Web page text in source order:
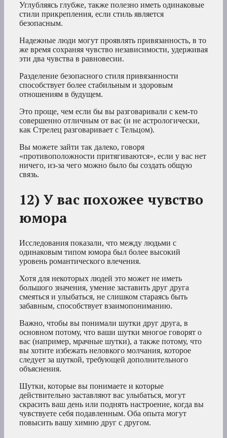
Углубляясь глубже, также полезно иметь одинаковые
стили прикрепления, если стиль является
безопасным.
Надежные люди могут проявлять привязанность, в то
же время сохраняя чувство независимости, удерживая
эти два чувства в равновесии.
Разделение безопасного стиля привязанности
способствует более стабильным и здоровым
отношениям в будущем.
Это проще, чем если бы вы разговаривали с кем-то
совершенно отличным от вас (и не астрологически,
как Стрелец разговаривает с Тельцом).
Вы можете зайти так далеко, говоря
«противоположности притягиваются», если у вас нет
ничего, из-за чего можно было бы создать общую
связь.
12) У вас похожее чувство
юмора
Исследования показали, что между людьми с
одинаковым типом юмора был более высокий
уровень романтического влечения.
Хотя для некоторых людей это может не иметь
большого значения, умение заставить друг друга
смеяться и улыбаться, не слишком стараясь быть
забавным, способствует взаимопониманию.
Важно, чтобы вы понимали шутки друг друга, в
основном потому, что ваши шутки многое говорят о
вас (например, мрачные шутки), а также потому, что
вы хотите избежать неловкого молчания, которое
следует за шуткой, требующей дополнительного
объяснения.
Шутки, которые вы понимаете и которые
действительно заставляют вас улыбаться, могут
скрасить ваш день или поднять настроение, когда вы
чувствуете себя подавленным. Оба опыта могут
повысить вашу химию друг с другом.